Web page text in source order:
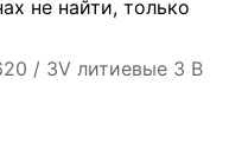
не найти, только
/ 3V литиевые 3 В